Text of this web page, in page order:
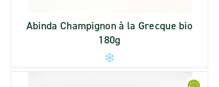
Abinda Champignon à la Grecque bio
180g